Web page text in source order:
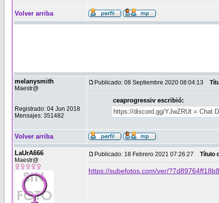
Volver arriba
melanysmith
Maestr@
Registrado: 04 Jun 2018
Mensajes: 351482
Publicado: 08 Septiembre 2020 08:04:13
ceaprogressiv escribió:
https://discord.gg/YJwZRUt = Chat
Volver arriba
LaUrA666
Maestr@
Publicado: 18 Febrero 2021 07:26:27 Título
https://subefotos.com/ver/